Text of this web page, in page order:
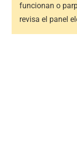
funcionan o
revisa el panel